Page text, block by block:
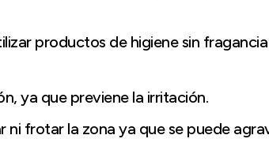
productos de higiene sin
ya que previene la irritación.
ni frotar la zona ya que se puede